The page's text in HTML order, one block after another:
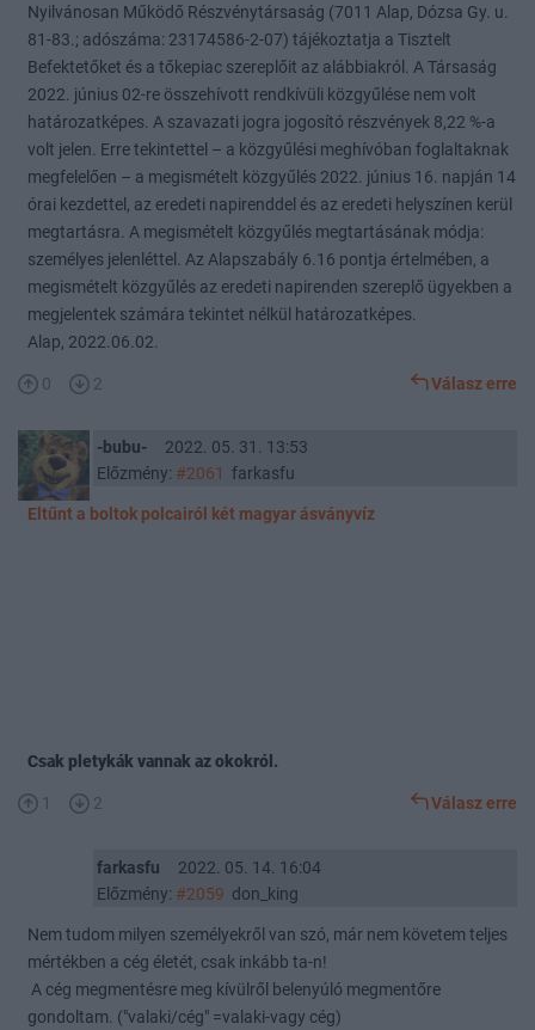
Nyilvánosan Működő Részvénytársaság (7011 Alap, Dózsa Gy. u.
81-83.; adószáma: 23174586-2-07) tájékoztatja a Tisztelt
Befektetőket és a tőkepiac szereplőit az alábbiakról. A Társaság
2022. június 02-re összehívott rendkívüli közgyűlése nem volt
határozatképes. A szavazati jogra jogosító részvények 8,22 %-a
volt jelen. Erre tekintettel – a közgyűlési meghívóban foglaltaknak
megfelelően – a megismételt közgyűlés 2022. június 16. napján 14
órai kezdettel, az eredeti napirenddel és az eredeti helyszínen kerül
megtartásra. A megismételt közgyűlés megtartásának módja:
személyes jelenléttel. Az Alapszabály 6.16 pontja értelmében, a
megismételt közgyűlés az eredeti napirenden szereplő ügyekben a
megjelentek számára tekintet nélkül határozatképes.
Alap, 2022.06.02.
0 2 Válasz erre
-bubu-
2022. 05. 31. 13:53
Előzmény: #2061 farkasfu
Eltűnt a boltok polcairól két magyar ásványvíz
Csak pletykák vannak az okokról.
1 2 Válasz erre
farkasfu
2022. 05. 14. 16:04
Előzmény: #2059 don_king
Nem tudom milyen személyekről van szó, már nem követem teljes
mértékben a cég életét, csak inkább ta-n!
A cég megmentésre meg kívülről belenyúló megmentőre
gondoltam. ("valaki/cég" =valaki-vagy cég)